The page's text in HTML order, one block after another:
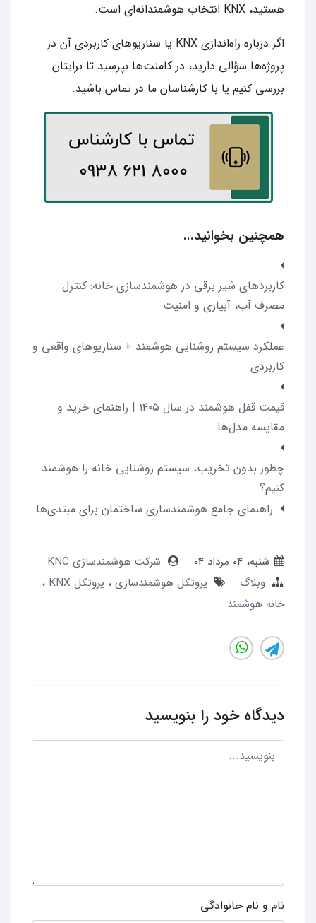
هستید، KNX انتخاب هوشمندانه‌ای است.
اگر درباره راه‌­اندازی KNX یا سناریوهای کاربردی آن در
پروژه‌ها سؤالی دارید، در کامنت‌ها بپرسید تا برایتان
بررسی کنیم یا با کارشناسان ما در تماس باشید.
همچنین بخوانید...
کاربردهای شیر برقی در هوشمندسازی خانه: کنترل
مصرف آب، آبیاری و امنیت
عملکرد سیستم روشنایی هوشمند + سناریوهای واقعی و
کاربردی
قیمت قفل هوشمند در سال ۱۴۰۵ | راهنمای خرید و
مقایسه مدل‌ها
چطور بدون تخریب، سیستم روشنایی خانه را هوشمند
کنیم؟
راهنمای جامع هوشمندسازی ساختمان برای مبتدی‌ها
شنبه، 04 مرداد 04
شرکت هوشمندسازی KNC
وبلاگ
پروتکل هوشمندسازی پروتکل KNX
خانه هوشمند
دیدگاه خود را بنویسید
نام و نام خانوادگی